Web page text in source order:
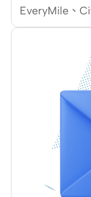
係關鍵——重
清三件事：碌
外幣手續費，
有沒有上限。
手續費點計講
你北上的習慣
清返大陸用邊
最啱，無論你
圳一日遊，還
去珠海、廣州
EveryMile、
打、Mox 等主
折扣、迎新里
疊加玩法，教
用卡再用優惠
票酒店慳得更